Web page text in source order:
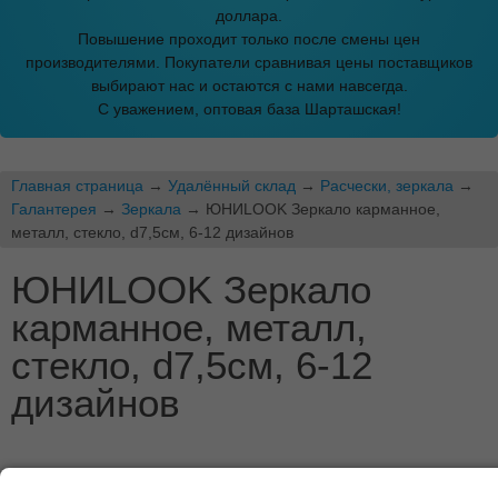
доллара.
Повышение проходит только после смены цен
производителями. Покупатели сравнивая цены поставщиков
выбирают нас и остаются с нами навсегда.
С уважением, оптовая база Шарташская!
Главная страница → Удалённый склад → Расчески, зеркала →
Галантерея → Зеркала → ЮНИLOOK Зеркало карманное,
металл, стекло, d7,5см, 6-12 дизайнов
ЮНИLOOK Зеркало
карманное, металл,
стекло, d7,5см, 6-12
дизайнов